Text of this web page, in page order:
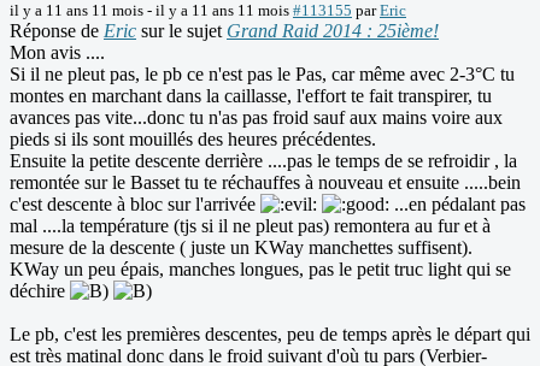
il y a 11 ans 11 mois - il y a 11 ans 11 mois #113155 parEric
Réponse de Eric sur le sujet Grand Raid 2014 : 25ième!
Mon avis ....
Si il ne pleut pas, le pb ce n'est pas le Pas, car même avec 2-3°C tu
montes en marchant dans la caillasse, l'effort te fait transpirer, tu
avances pas vite...donc tu n'as pas froid sauf aux mains voire aux
pieds si ils sont mouillés des heures précédentes.
Ensuite la petite descente derrière ....pas le temps de se refroidir , la
remontée sur le Basset tu te réchauffes à nouveau et ensuite .....bein
c'est descente à bloc sur l'arrivée
...en pédalant pas
mal ....la température (tjs si il ne pleut pas) remontera au fur et à
mesure de la descente ( juste un KWay manchettes suffisent).
KWay un peu épais, manches longues, pas le petit truc light qui se
déchire
Le pb, c'est les premières descentes, peu de temps après le départ qui
est très matinal donc dans le froid suivant d'où tu pars (Verbier-